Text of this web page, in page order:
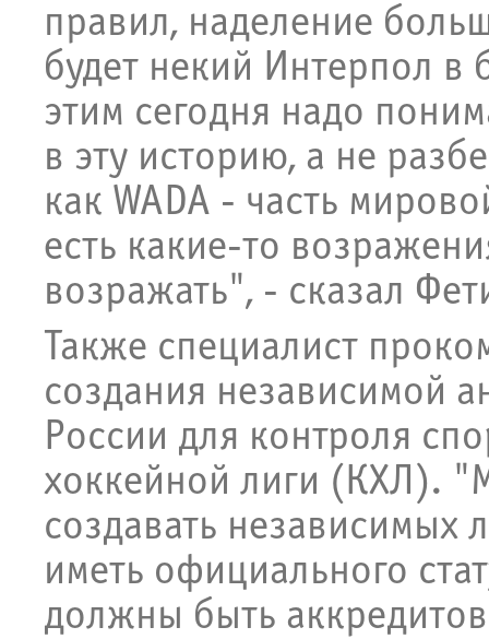
правил, наделение
будет некий Интерпол в
этим сегодня надо
в эту историю, а не
как WADA - часть
есть какие-то
возражать", - сказал
Также специалист
создания независимой
России для контроля
хоккейной лиги (КХЛ).
создавать независимых
иметь официального
должны быть